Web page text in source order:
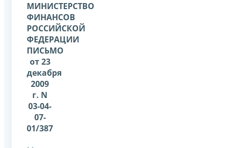
МИНИСТЕРСТВО
ФИНАНСОВ
РОССИЙСКОЙ
ФЕДЕРАЦИИ
ПИСЬМО
от 23
декабря
2009
г. N
03-04-
07-
01/387